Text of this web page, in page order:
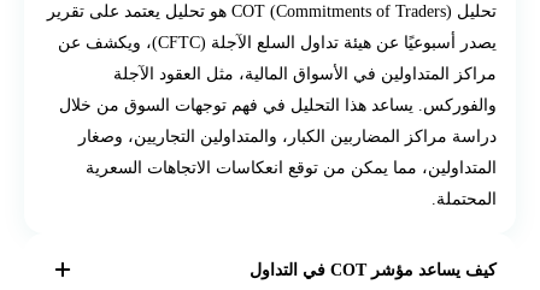
تحليل COT (Commitments of Traders) هو تحليل يعتمد على تقرير
يصدر أسبوعيًا عن هيئة تداول السلع الآجلة (CFTC)، ويكشف عن
مراكز المتداولين في الأسواق المالية، مثل العقود الآجلة
والفوركس. يساعد هذا التحليل في فهم توجهات السوق من خلال
دراسة مراكز المضاربين الكبار، والمتداولين التجاريين، وصغار
المتداولين، مما يمكن من توقع انعكاسات الاتجاهات السعرية
المحتملة.
كيف يساعد مؤشر COT في التداول